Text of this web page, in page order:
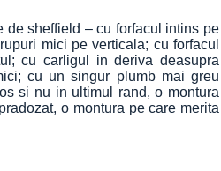
de sheffield – cu forfacul intins pe
mici pe verticala; cu forfacul
cu carligul in deriva deasupra
cu un singur plumb mai greu
si nu in ultimul rand, o montura
o montura pe care merita